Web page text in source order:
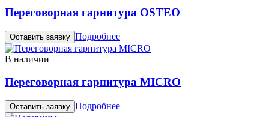
Переговорная гарнитура OSTEO
Оставить заявку Подробнее
В наличии
Переговорная гарнитура MICRO
Оставить заявку Подробнее